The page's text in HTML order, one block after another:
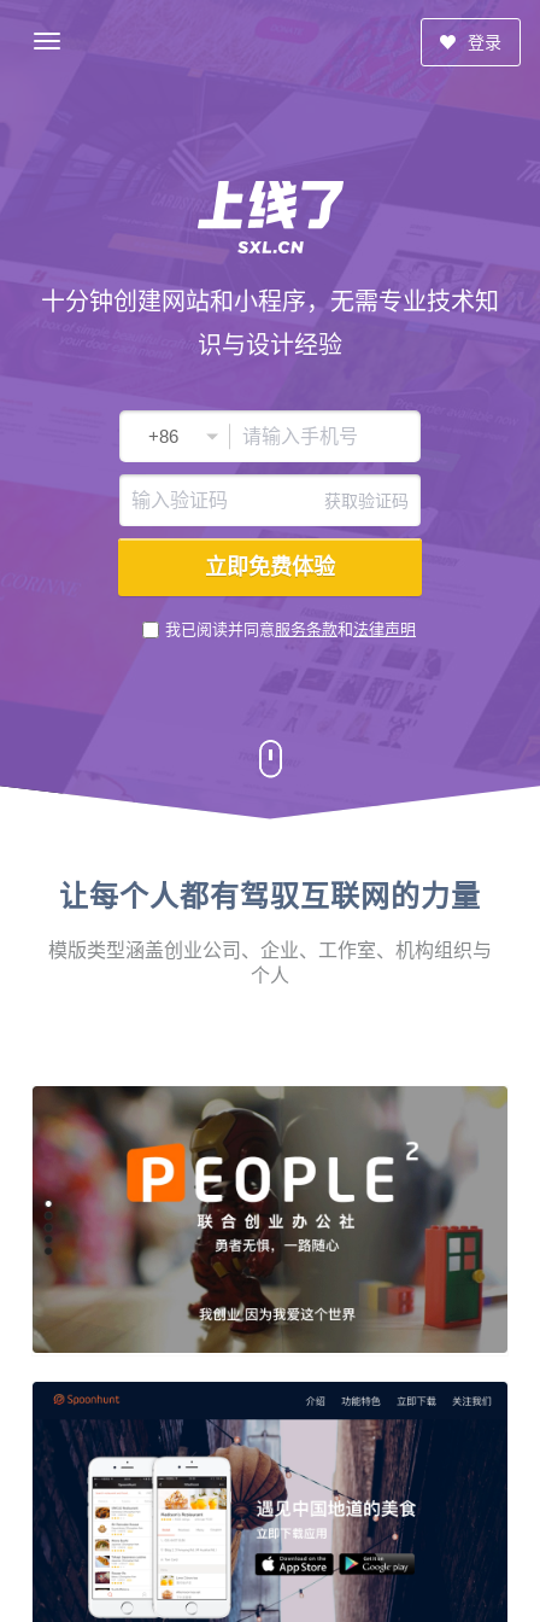
登录
十分钟创建网站和小程序，无需专业技术知
识与设计经验
获取验证码
我已阅读并同意服务条款和法律声明
让每个人都有驾驭互联网的力量
模版类型涵盖创业公司、企业、工作室、机构组织与
个人